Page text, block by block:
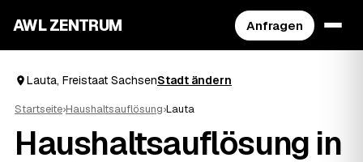
AWL ZENTRUM Anfragen
Lauta, Freistaat SachsenStadt ändern
Startseite›Haushaltsauflösung›Lauta
Haushaltsauflösung in